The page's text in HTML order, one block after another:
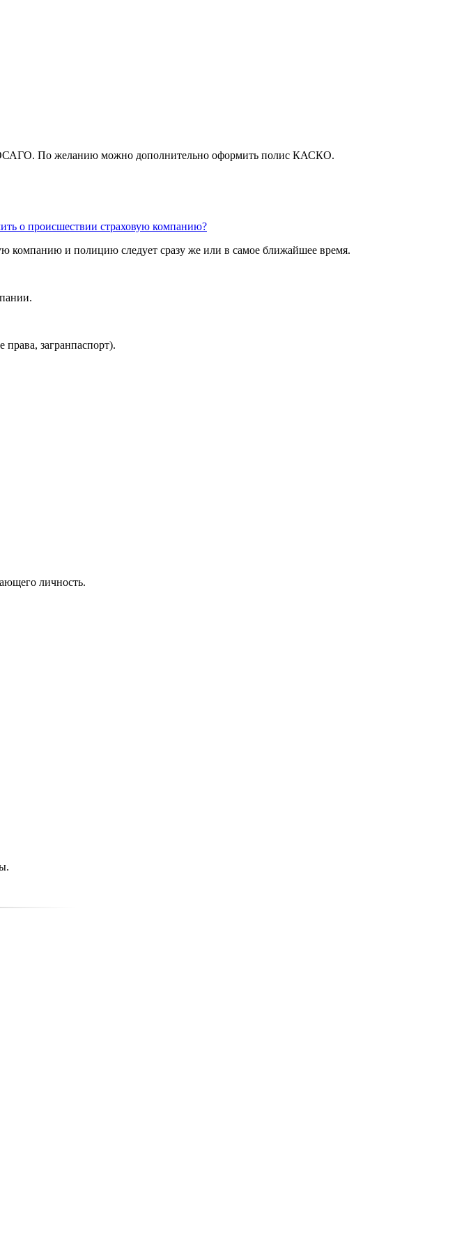
ОСАГО. По желанию можно дополнительно оформить полис КАСКО.
о происшествии страховую компанию?
и полицию следует сразу же или в самое ближайшее время.
загранпаспорт).
личность.